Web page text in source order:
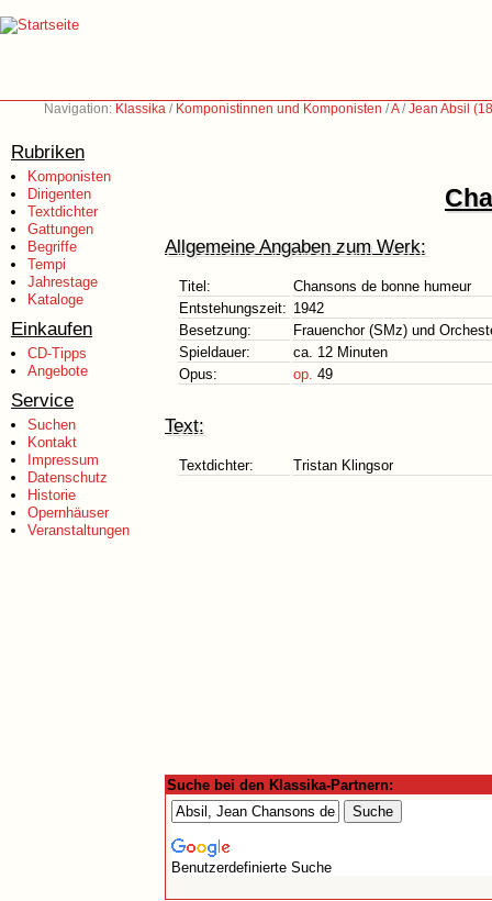
Navigation: Klassika / Komponistinnen und Komponisten /A/Jean Absil
Rubriken
Komponisten
Dirigenten
Textdichter
Gattungen
Begriffe
Tempi
Jahrestage
Kataloge
Einkaufen
CD-Tipps
Angebote
Service
Suchen
Kontakt
Impressum
Datenschutz
Historie
Opernhäuser
Veranstaltungen
Allgemeine Angaben zum Werk:
Titel:
Chansons de bonne humeur
Entstehungszeit: 1942
Besetzung:
Frauenchor (SMz) und
Spieldauer:
ca. 12 Minuten
Opus:
op. 49
Text:
Textdichter: Tristan Klingsor
Suche bei den Klassika-Partnern:
Benutzerdefinierte Suche